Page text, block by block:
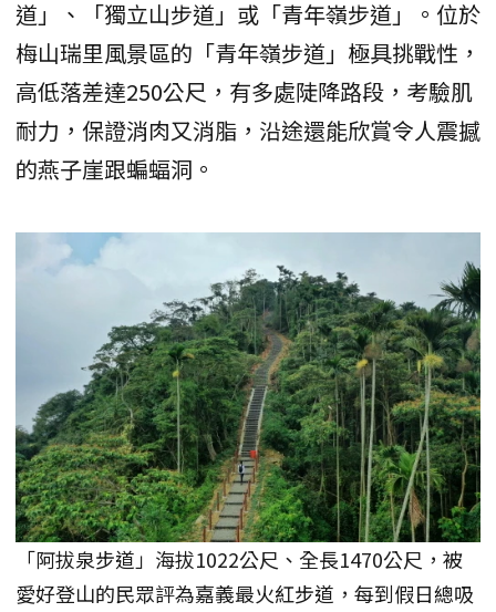
道」、「獨立山步道」或「青年嶺步道」。位於
梅山瑞里風景區的「青年嶺步道」極具挑戰性，
高低落差達250公尺，有多處陡降路段，考驗肌
耐力，保證消肉又消脂，沿途還能欣賞令人震撼
的燕子崖跟蝙蝠洞。
「阿拔泉步道」海拔1022公尺、全長1470公尺，被
愛好登山的民眾評為嘉義最火紅步道，每到假日總吸